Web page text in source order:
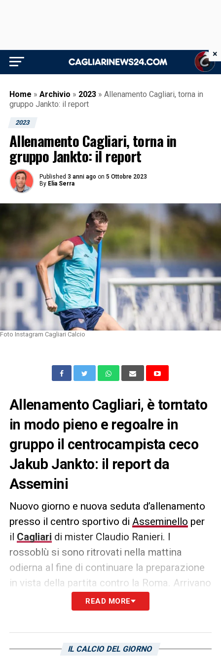
Home » Archivio » 2023 » Allenamento Cagliari, torna in
gruppo Jankto: il report
2023
Allenamento Cagliari, torna in
gruppo Jankto: il report
Published 3 anni ago on 5 Ottobre 2023
By Elia Serra
Foto Instagram Cagliari Calcio
Allenamento Cagliari, è torntato
in modo pieno e regoalre in
gruppo il centrocampista ceco
Jakub Jankto: il report da
Assemini
Nuovo giorno e nuova seduta d’allenamento
presso il centro sportivo di Asseminello per
il Cagliari di mister Claudio Ranieri. I
rossoblù si sono ritrovati nella mattina
odierna al fine di continuare la preparazione
in vista della partita contro la Roma. Arrivano
delle novità dall’infermeria tra rientri in
gruppo e non; è recuperatoJakub Jankto
READ MORE
IL CALCIO DEL GIORNO
×